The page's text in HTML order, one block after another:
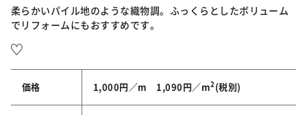
柔らかいパイル地のような織物調。ふっくらとしたボリューム
でリフォームにもおすすめです。
価格 1,000円／m 1,090円／m2 (税別)